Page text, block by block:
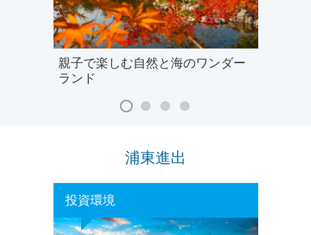
親子で楽しむ自然と海のワンダー
ランド
浦東進出
投資環境